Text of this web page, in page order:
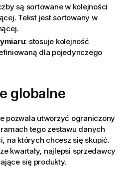
są sortowane w kolejności
Tekst jest sortowany w
: stosuje kolejność
dla pojedynczego
globalne
pozwala utworzyć ograniczony
tego zestawu danych
na których chcesz się skupić.
kwartały, najlepsi sprzedawcy
się produkty.